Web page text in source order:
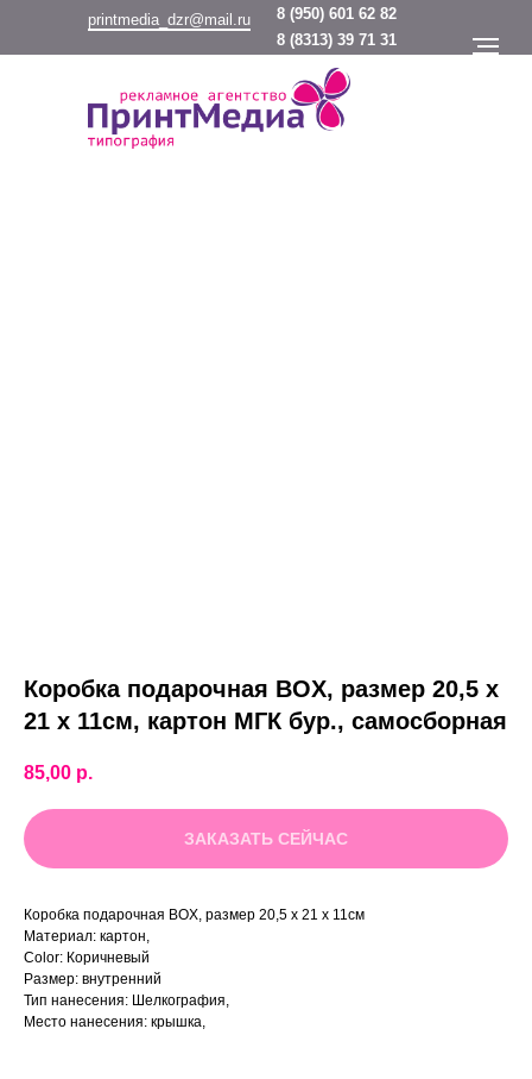
8 (950) 601 62 82
printmedia_dzr@mail.ru
8 (8313) 39 71 31
Коробка подарочная BOX, размер 20,5 x
21 x 11см, картон МГК бур., самосборная
85,00 р.
ЗАКАЗАТЬ СЕЙЧАС
Коробка подарочная BOX, размер 20,5 x 21 x 11см
Материал: картон,
Color: Коричневый
Размер: внутренний
Тип нанесения: Шелкография,
Место нанесения: крышка,